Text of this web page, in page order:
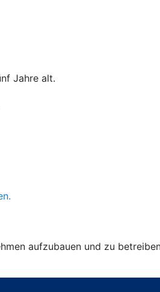
Jahre alt.
aufzubauen und zu